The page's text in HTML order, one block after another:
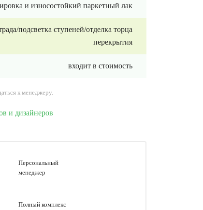
и износостойкий паркетный лак
подсветка ступеней/отделка торца
перекрытия
входит в стоимость
к менеджеру.
и дизайнеров
Персональный
менеджер
Полный комплекс